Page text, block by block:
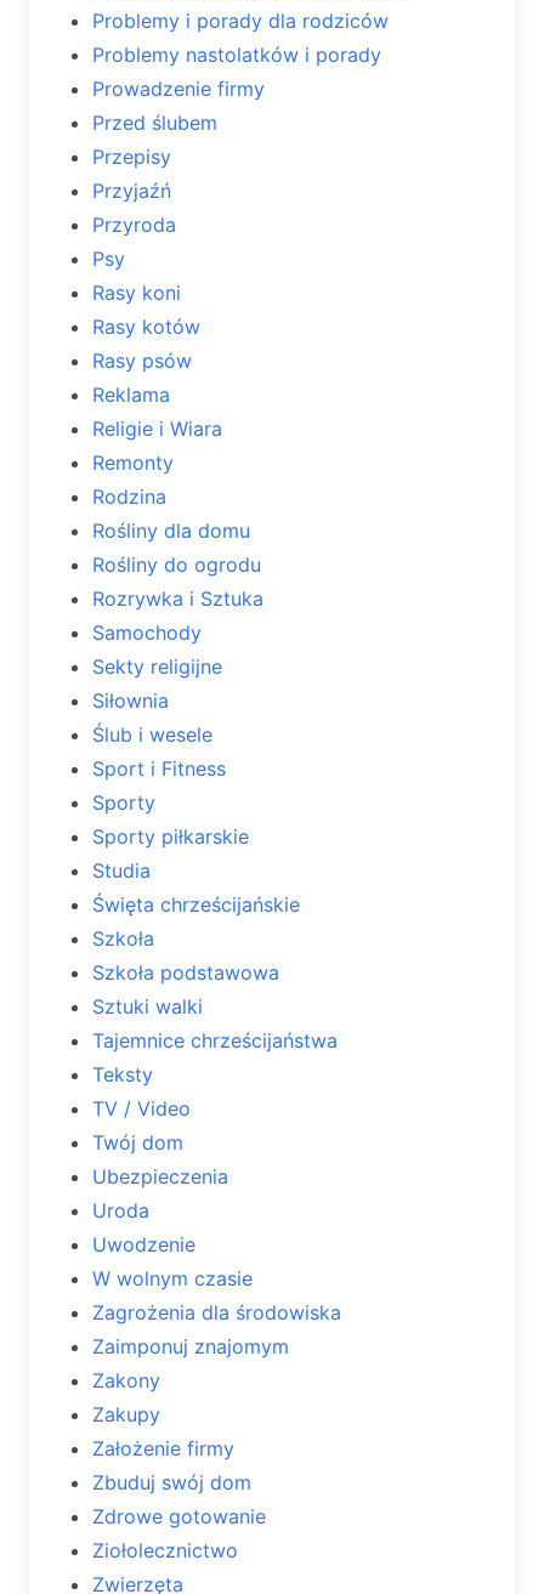
Problemy i porady dla rodziców
Problemy nastolatków i porady
Prowadzenie firmy
Przed ślubem
Przepisy
Przyjaźń
Przyroda
Psy
Rasy koni
Rasy kotów
Rasy psów
Reklama
Religie i Wiara
Remonty
Rodzina
Rośliny dla domu
Rośliny do ogrodu
Rozrywka i Sztuka
Samochody
Sekty religijne
Siłownia
Ślub i wesele
Sport i Fitness
Sporty
Sporty piłkarskie
Studia
Święta chrześcijańskie
Szkoła
Szkoła podstawowa
Sztuki walki
Tajemnice chrześcijaństwa
Teksty
TV / Video
Twój dom
Ubezpieczenia
Uroda
Uwodzenie
W wolnym czasie
Zagrożenia dla środowiska
Zaimponuj znajomym
Zakony
Zakupy
Założenie firmy
Zbuduj swój dom
Zdrowe gotowanie
Ziołolecznictwo
Zwierzęta